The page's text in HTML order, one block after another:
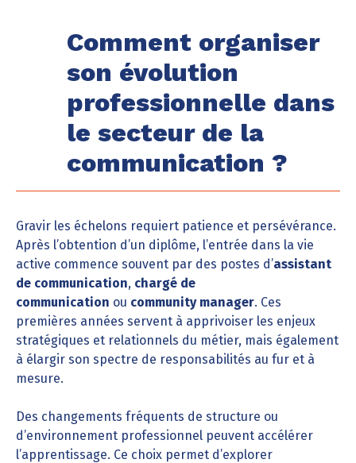
Comment organiser
son évolution
professionnelle dans
le secteur de la
communication ?
Gravir les échelons requiert patience et persévérance.
Après l’obtention d’un diplôme, l’entrée dans la vie
active commence souvent par des postes d’assistant
de communication, chargé de
communication ou community manager. Ces
premières années servent à apprivoiser les enjeux
stratégiques et relationnels du métier, mais également
à élargir son spectre de responsabilités au fur et à
mesure.
Des changements fréquents de structure ou
d’environnement professionnel peuvent accélérer
l’apprentissage. Ce choix permet d’explorer